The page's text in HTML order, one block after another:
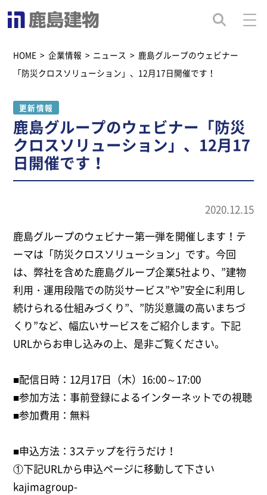
HOME > 企業情報 > ニュース > 鹿島グループのウェビナー
「防災クロスソリューション」、12月17日開催です！
更新情報
鹿島グループのウェビナー「防災
クロスソリューション」、12月17
日開催です！
2020.12.15
鹿島グループのウェビナー第一弾を開催します！テ
ーマは「防災クロスソリューション」です。今回
は、弊社を含めた鹿島グループ企業5社より、”建物
利用・運用段階での防災サービス”や”安全に利用し
続けられる仕組みづくり”、”防災意識の高いまちづ
くり”など、幅広いサービスをご紹介します。下記
URLからお申し込みの上、是非ご覧ください。
■配信日時：12月17日（木）16:00～17:00
■参加方法：事前登録によるインターネットでの視聴
■参加費用：無料
■申込方法：3ステップを行うだけ！
①下記URLから申込ページに移動して下さい
kajimagroup-